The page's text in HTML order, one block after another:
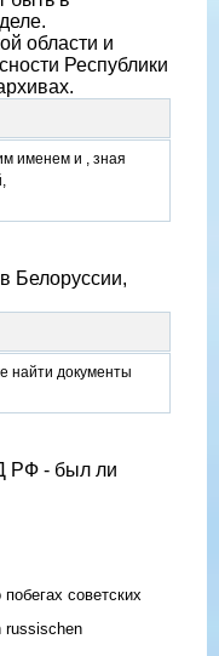
области и
Республики
именем и , зная
Белоруссии,
найти документы
РФ - был ли
советских
russischen